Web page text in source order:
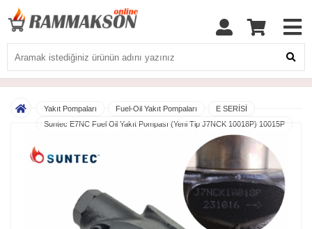
Yakıt Pompaları Fuel-Oil Yakıt Pompaları
E SERİSİ
Suntec E7NC Fuel Oil Yakıt Pompası (Yeni Tip J7NCK 10018P) 10015P